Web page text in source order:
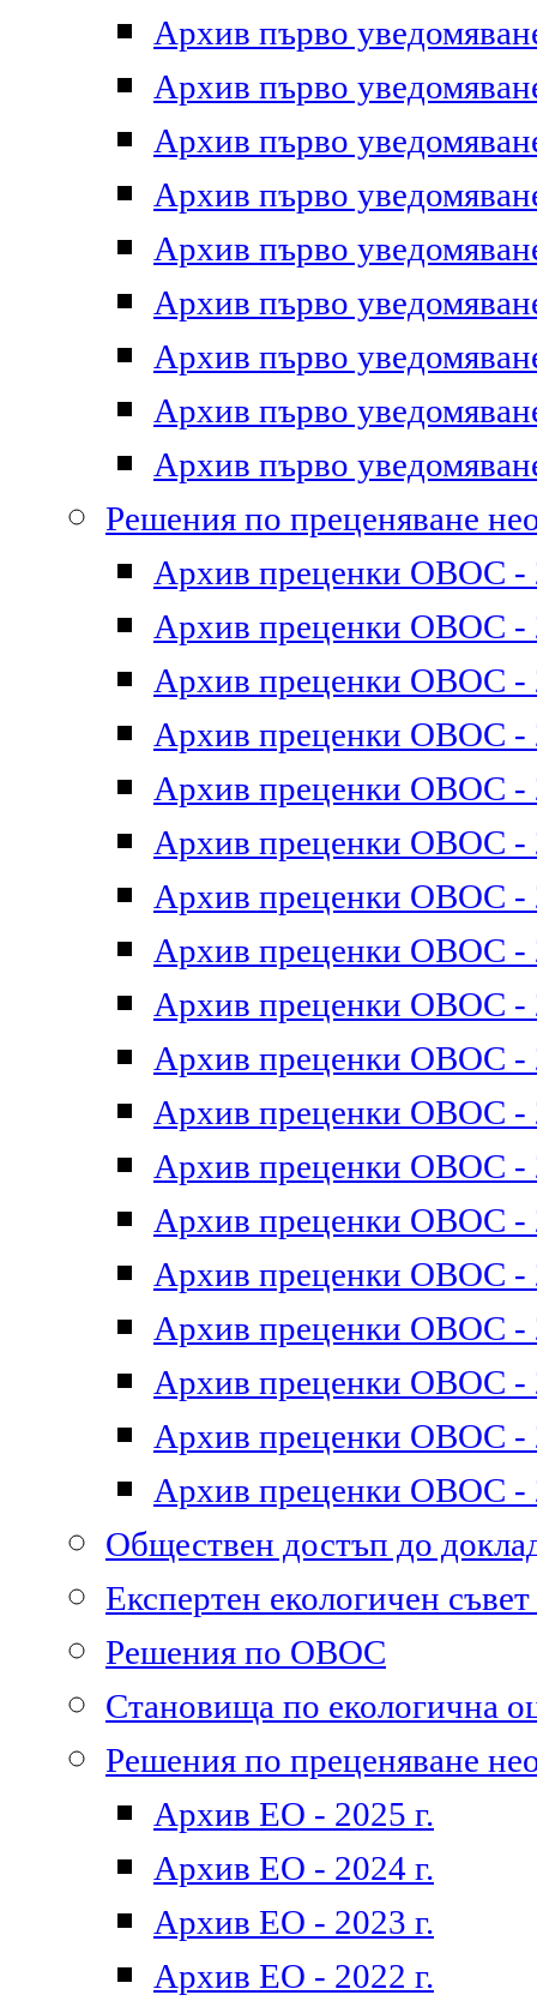
Архив първо
Архив първо
Архив първо
Архив първо
Архив първо
Архив първо
Архив първо
Архив първо
Архив първо
Решения по преценяване
Архив преценки ОВОС -
Архив преценки ОВОС -
Архив преценки ОВОС -
Архив преценки ОВОС -
Архив преценки ОВОС -
Архив преценки ОВОС -
Архив преценки ОВОС -
Архив преценки ОВОС -
Архив преценки ОВОС -
Архив преценки ОВОС -
Архив преценки ОВОС -
Архив преценки ОВОС -
Архив преценки ОВОС -
Архив преценки ОВОС -
Архив преценки ОВОС -
Архив преценки ОВОС -
Архив преценки ОВОС -
Архив преценки ОВОС -
Обществен достъп до
Експертен екологичен
Решения по ОВОС
Становища по екологична
Решения по преценяване
Архив ЕО - 2025 г.
Архив ЕО - 2024 г.
Архив ЕО - 2023 г.
Архив ЕО - 2022 г.